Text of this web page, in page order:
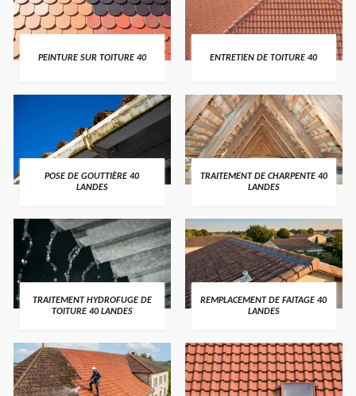
PEINTURE SUR TOITURE 40 ENTRETIEN DE TOITURE 40
POSE DE GOUTTIÈRE 40
LANDES
TRAITEMENT DE CHARPENTE 40
LANDES
TRAITEMENT HYDROFUGE DE
TOITURE 40 LANDES
REMPLACEMENT DE FAITAGE 40
LANDES